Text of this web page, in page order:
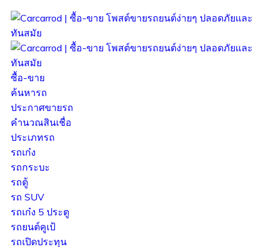
ซื้อ-ขาย
ค้นหารถ
ประกาศขายรถ
คำนวณสินเชื่อ
ประเภทรถ
รถเก๋ง
รถกระบะ
รถตู้
รถ SUV
รถเก๋ง 5 ประตู
รถยนต์คูเป้
รถเปิดประทุน